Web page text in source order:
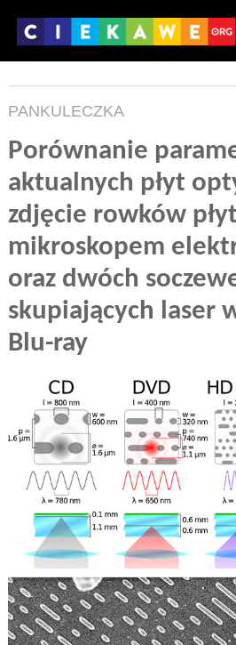
PANKULECZKA
Porównanie
aktualnych płyt
zdjęcie rowków
mikroskopem
oraz dwóch
skupiających laser
Blu-ray
F FILMY
G